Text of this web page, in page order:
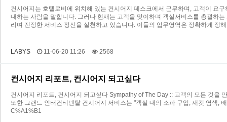
컨시어지는 호텔로비에 위치해 있는 컨시어지 데스크에서 근무하며, 고객이 요
내하는 사람을 말합니다. 그러나 현재는 고객을 맞이하며 객실서비스를 총괄하
리며 진정한 서비스 정신을 실천하고 있습니다. 이들의 업무영역은 정확하게 정
LABYS 11-06-20 11:26 2568
컨시어지 리포트, 컨시어지 되고싶다
컨시어지 리포트, 컨시어지 되고싶다 Sympathy of The Day :: 고객의 모든 것을
또한 그랜드 인터컨티넨탈 컨시어지 서비스는 "객실 내의 소파 구입, 재킷 염색
C%A1%B1